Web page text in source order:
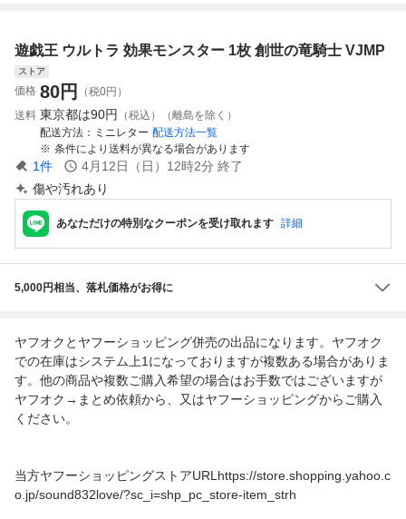
G モンスター 効果
G モンスター 効果
遊戯王 ウルトラ 効果モンスター 1枚 創世の竜騎士 VJMP
ストア
価格 80円
（税0円）
送料 東京都は90円
（税込）（離島を除く）
配送方法
ミニレター 配送方法一覧
条件により送料が異なる場合があります
1件 4月12日（日）12時2分 終了
傷や汚れあり
あなただけの特別なクーポンを受け取れます 詳細
5,000円相当、落札価格がお得に
ヤフオクとヤフーショッピング併売の出品になります。ヤフオク
での在庫はシステム上1になっておりますが複数ある場合がありま
す。他の商品や複数ご購入希望の場合はお手数ではございますが
ヤフオク→まとめ依頼から、又はヤフーショッピングからご購入
ください。
当方ヤフーショッピングストアURLhttps://store.shopping.yahoo.c
o.jp/sound832love/?sc_i=shp_pc_store-item_strh